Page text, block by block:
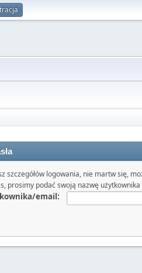
szczegółów logowania, nie martw się,
prosimy podać swoją nazwę
email: